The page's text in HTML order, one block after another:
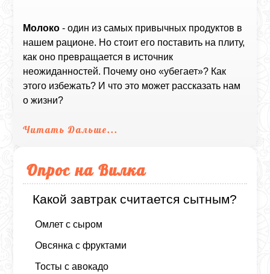
Молоко - один из самых привычных продуктов в
нашем рационе. Но стоит его поставить на плиту,
как оно превращается в источник
неожиданностей. Почему оно «убегает»? Как
этого избежать? И что это может рассказать нам
о жизни?
Читать Дальше...
Опрос на Вилка
Какой завтрак считается сытным?
Омлет с сыром
Овсянка с фруктами
Тосты с авокадо